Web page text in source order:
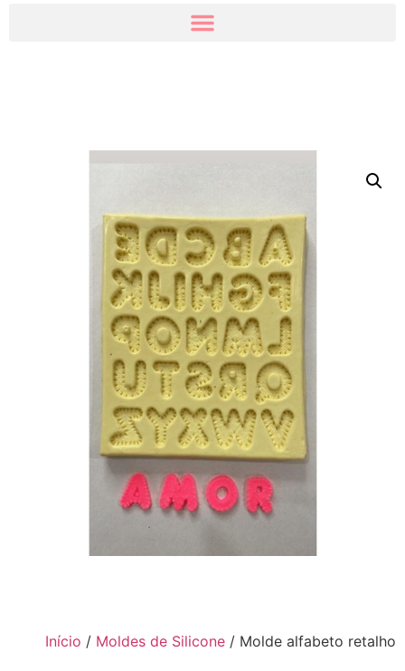
Início / Moldes de Silicone / Molde alfabeto retalho